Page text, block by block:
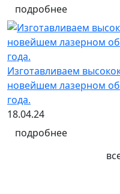
подробнее
Изготавливаем
новейшем лазерном
года.
18.04.24
подробнее